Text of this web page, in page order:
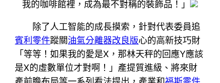
我的咖啡館裡，成為最不對稱的裝飾品！」
除了人工智能的成長摸索，針對代表委員追
賓利零件蹤關油氣分離器改良版心的高新技巧財
「等等！如果我的愛是X，那林天秤的回應Y應該
是X的虛數單位才對啊！」產提質進級、將來財